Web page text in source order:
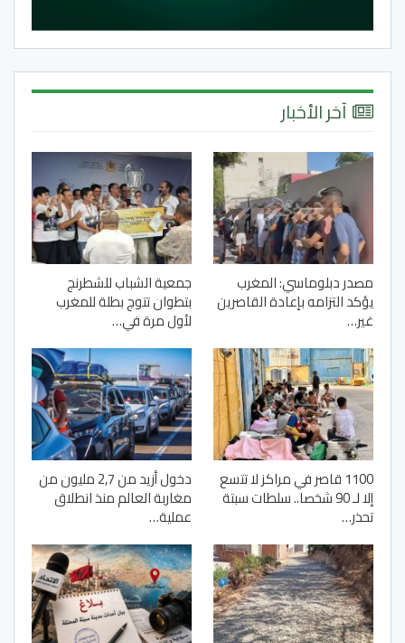
آخر الأخبار
مصدر دبلوماسي: المغرب
يؤكد التزامه بإعادة القاصرين
غير…
جمعية الشباب للشطرنج
بتطوان تتوج بطلة للمغرب
لأول مرة في…
1100 قاصر في مراكز لا تتسع
إلا لـ 90 شخصا.. سلطات سبتة
تحذر…
دخول أزيد من 2,7 مليون من
مغاربة العالم منذ انطلاق
عملية…